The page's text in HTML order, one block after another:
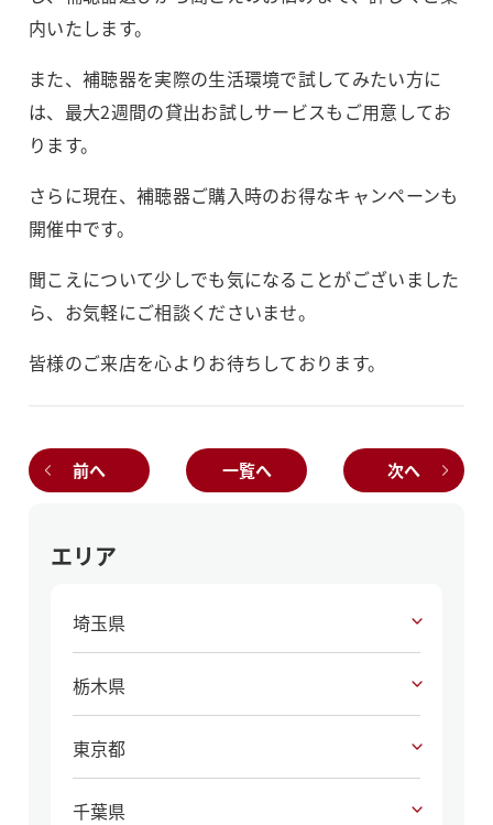
内いたします。
また、補聴器を実際の生活環境で試してみたい方に
は、最大2週間の貸出お試しサービスもご用意してお
ります。
さらに現在、補聴器ご購入時のお得なキャンペーンも
開催中です。
聞こえについて少しでも気になることがございました
ら、お気軽にご相談くださいませ。
皆様のご来店を心よりお待ちしております。
前へ 一覧へ 次へ
エリア
埼玉県
栃木県
東京都
千葉県